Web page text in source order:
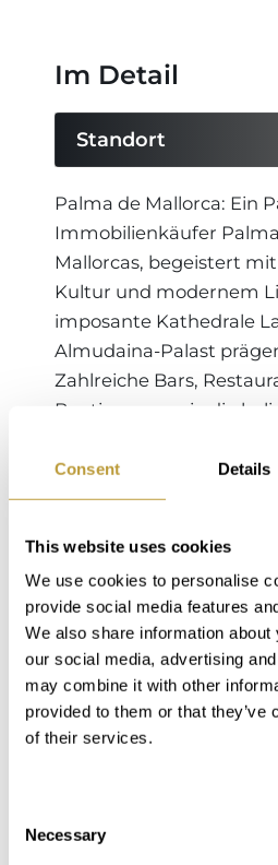
Consent Details
This website uses cookies
We use cookies to personalise
provide social media features
We also share information
our social media, advertising
may combine it with other
provided to them or that they’ve
of their services.
Selection
Necessary
Im Detail
Standort
Standort
Region
Palma de Mallorca: Ein
Immobilienkäufer
Mallorcas, begeistert
Kultur und modernem
imposante Kathedrale
Almudaina-Palast
Zahlreiche Bars,
Boutiquen sowie die
einem Hotspot für
Bewohner. Kein Wunder,
Zweitwohnsitz haben.
Immobilienmarkt bietet
Geschmack das
Altstadt-Apartments,
Penthäuser mit
Stadthäuser in Santa
exklusive Villen in Son